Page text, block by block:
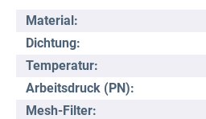
Material:
Dichtung:
Temperatur:
Arbeitsdruck (PN):
Mesh-Filter: